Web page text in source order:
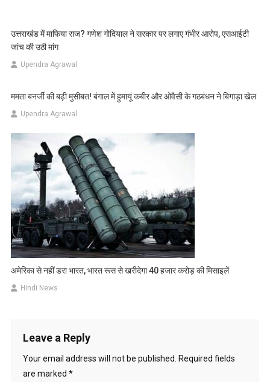
उत्तराखंड में माफिया राज? गणेश गोदियाल ने सरकार पर लगाए गंभीर आरोप, एसआईटी
जांच की उठी मांग
Upendra Agrawal
ममता बनर्जी की बढ़ी मुसीबत! बंगाल में हुमायूं कबीर और ओवैसी के गठबंधन ने बिगाड़ा खेल
Upendra Agrawal
अमेरिका से नहीं डरा भारत, भारत रूस से खरीदेगा 40 हजार करोड़ की मिसाइलें
Hindi News
Leave a Reply
Your email address will not be published.
Required fields
are marked *